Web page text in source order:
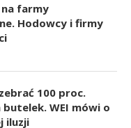
na farmy
Hodowcy i firmy
100 proc.
WEI mówi o
iluzji